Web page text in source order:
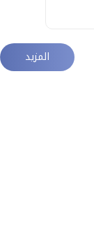
المزيد